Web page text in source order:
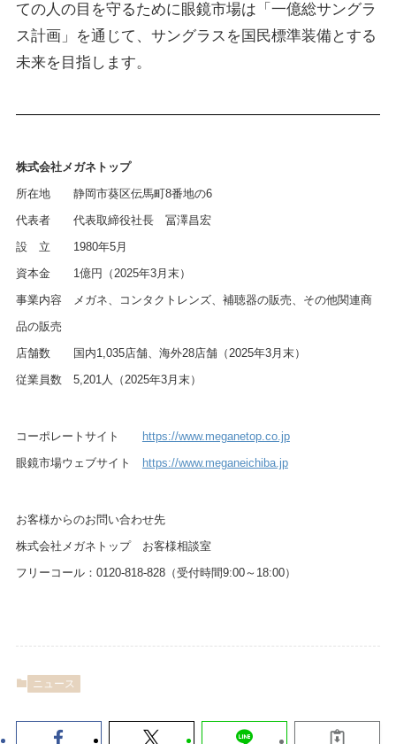
ての人の目を守るために眼鏡市場は「一億総サングラ
ス計画」を通じて、サングラスを国民標準装備とする
未来を目指します。
株式会社メガネトップ
所在地 静岡市葵区伝馬町8番地の6
代表者 代表取締役社長 冨澤昌宏
設 立 1980年5月
資本金 1億円（2025年3月末）
事業内容 メガネ、コンタクトレンズ、補聴器の販売、その他関連商
品の販売
店舗数 国内1,035店舗、海外28店舗（2025年3月末）
従業員数 5,201人（2025年3月末）
コーポレートサイト https://www.meganetop.co.jp
眼鏡市場ウェブサイト https://www.meganeichiba.jp
お客様からのお問い合わせ先
株式会社メガネトップ お客様相談室
フリーコール：0120-818-828（受付時間9:00～18:00）
ニュース